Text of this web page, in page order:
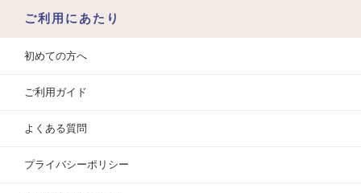
ご利用にあたり
初めての方へ
ご利用ガイド
よくある質問
プライバシーポリシー